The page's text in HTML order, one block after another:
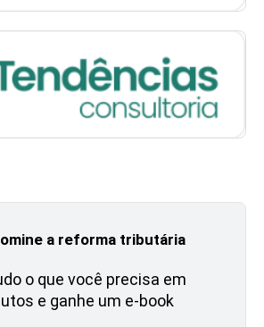
a reforma tributária
o que você precisa em
e ganhe um e-book